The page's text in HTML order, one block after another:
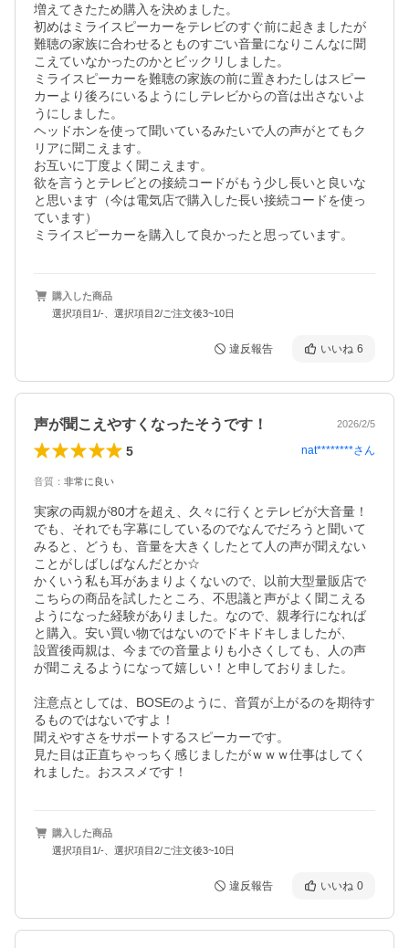
増えてきたため購入を決めました。
初めはミライスピーカーをテレビのすぐ前に起きましたが
難聴の家族に合わせるとものすごい音量になりこんなに聞
こえていなかったのかとビックリしました。
ミライスピーカーを難聴の家族の前に置きわたしはスピー
カーより後ろにいるようにしテレビからの音は出さないよ
うにしました。
ヘッドホンを使って聞いているみたいで人の声がとてもク
リアに聞こえます。
お互いに丁度よく聞こえます。
欲を言うとテレビとの接続コードがもう少し長いと良いな
と思います（今は電気店で購入した長い接続コードを使っ
ています）
ミライスピーカーを購入して良かったと思っています。
購入した商品
選択項目1/-、選択項目2/ご注文後3~10日
違反報告 いいね 6
声が聞こえやすくなったそうです！ 2026/2/5
5 nat********さん
音質 ： 非常に良い
実家の両親が80才を超え、久々に行くとテレビが大音量！
でも、それでも字幕にしているのでなんでだろうと聞いて
みると、どうも、音量を大きくしたとて人の声が聞えない
ことがしばしばなんだとか☆
かくいう私も耳があまりよくないので、以前大型量販店で
こちらの商品を試したところ、不思議と声がよく聞こえる
ようになった経験がありました。なので、親孝行になれば
と購入。安い買い物ではないのでドキドキしましたが、
設置後両親は、今までの音量よりも小さくしても、人の声
が聞こえるようになって嬉しい！と申しておりました。
注意点としては、BOSEのように、音質が上がるのを期待す
るものではないですよ！
聞えやすさをサポートするスピーカーです。
見た目は正直ちゃっちく感じましたがｗｗｗ仕事はしてく
れました。おススメです！
購入した商品
選択項目1/-、選択項目2/ご注文後3~10日
違反報告 いいね 0